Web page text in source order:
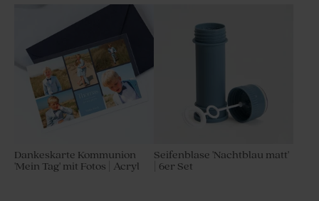
Dankeskarte Kommunion
'Mein Tag' mit Fotos | Acryl
Seifenblase 'Nachtblau matt'
| 6er Set